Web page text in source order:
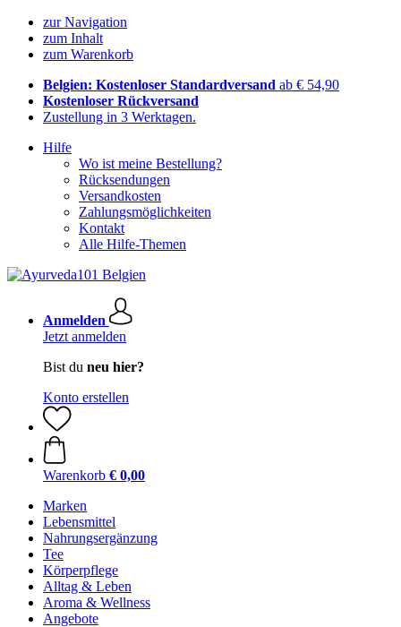
zur Navigation
zum Inhalt
zum Warenkorb
Belgien: Kostenloser Standardversand ab € 54,90
Kostenloser Rückversand
Zustellung in 3 Werktagen.
Hilfe
Wo ist meine Bestellung?
Rücksendungen
Versandkosten
Zahlungsmöglichkeiten
Kontakt
Alle Hilfe-Themen
Anmelden
Jetzt anmelden
Bist du neu hier?
Konto erstellen
Warenkorb € 0,00
Marken
Lebensmittel
Nahrungsergänzung
Tee
Körperpflege
Alltag & Leben
Aroma & Wellness
Angebote